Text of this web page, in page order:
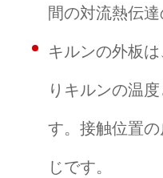
間の対流熱伝達
キルンの外板
りキルンの温
す。接触位置
じです。